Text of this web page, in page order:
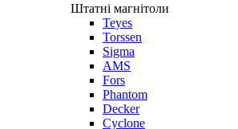
Штатні магнітоли
Teyes
Torssen
Sigma
AMS
Fors
Phantom
Decker
Cyclone